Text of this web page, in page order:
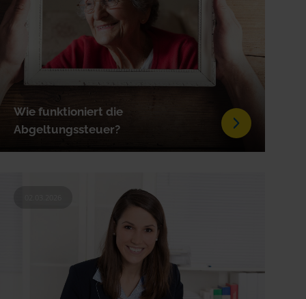
Wie funktioniert die
Abgeltungssteuer?